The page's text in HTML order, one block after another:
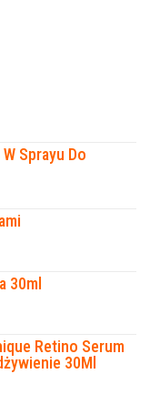
Sprayu Do
30ml
Retino Serum
30Ml